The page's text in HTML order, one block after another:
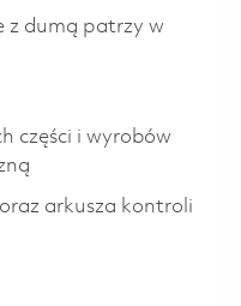
z dumą patrzy w
części i wyrobów
arkusza kontroli